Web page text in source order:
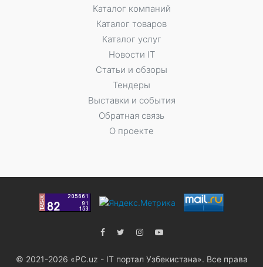
Каталог компаний
Каталог товаров
Каталог услуг
Новости IT
Статьи и обзоры
Тендеры
Выставки и события
Обратная связь
О проекте
© 2021-2026 «PC.uz - IT портал Узбекистана». Все права